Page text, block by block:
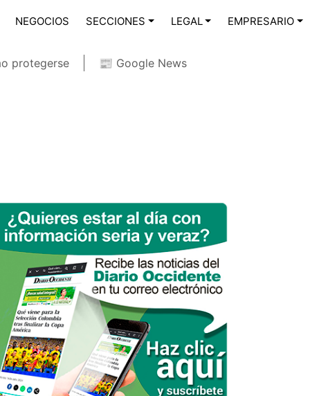
NEGOCIOS SECCIONES LEGAL EMPRESARIO
protegerse 📰 Google News